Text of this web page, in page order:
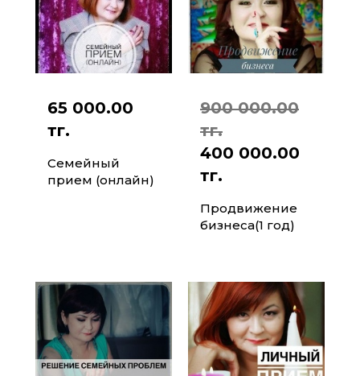
65 000.00
тг.
Семейный
прием (онлайн)
900 000.00
тг.
400 000.00
тг.
Продвижение
бизнеса(1 год)